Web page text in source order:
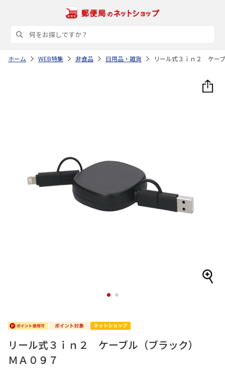
ホーム WEB特集 非食品 日用品・雑貨 リール式３ｉｎ２ ケー
1 2
リール式３ｉｎ２ ケーブル（ブラック）
ＭＡ０９７